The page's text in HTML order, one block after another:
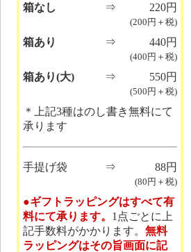
箱なし ⇒ 220円
(200円＋税)
箱あり ⇒ 440円
(400円＋税)
箱あり(大) ⇒ 550円
(500円＋税)
＊上記3種はのし書き無料にて
承ります
手提げ袋 ⇒ 88円
(80円＋税)
●ギフトラッピングはすべて有
料にて承ります。 1点ごとに上
記手数料がかかります。 無料
ラッピングはその旨画面に記